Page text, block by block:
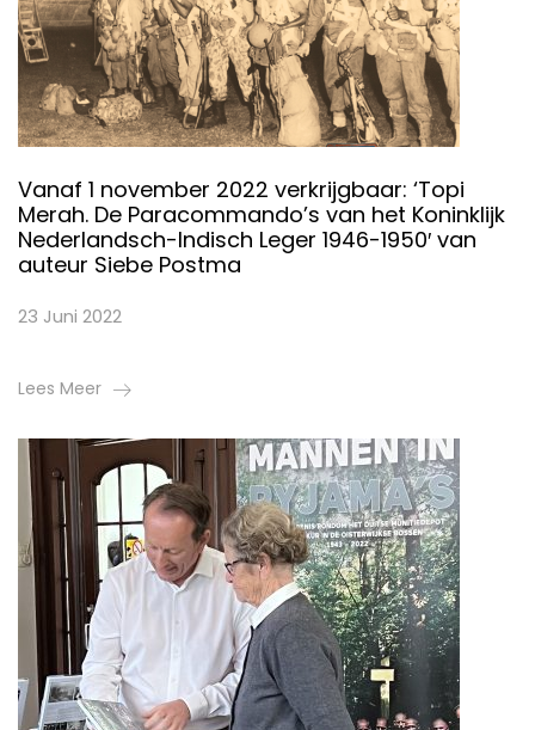
Vanaf 1 november 2022 verkrijgbaar: ‘Topi
Merah. De Paracommando’s van het Koninklijk
Nederlandsch-Indisch Leger 1946-1950′ van
auteur Siebe Postma
23 Juni 2022
Lees Meer